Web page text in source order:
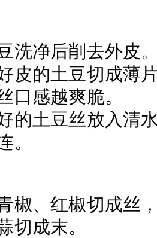
洗净后削去外皮
皮的土豆切成薄
口感越爽脆。
的土豆丝放入清
。
椒、红椒切成丝
切成末。